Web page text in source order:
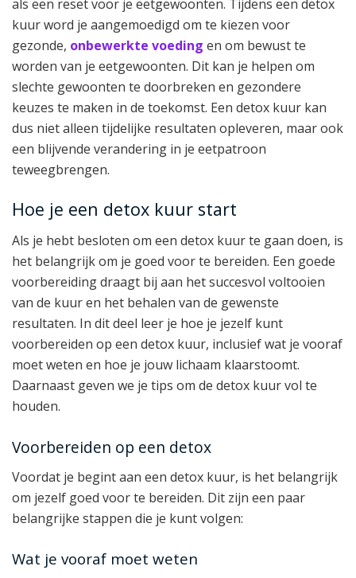
als een reset voor je eetgewoonten. Tijdens een detox
kuur word je aangemoedigd om te kiezen voor
gezonde, onbewerkte voeding en om bewust te
worden van je eetgewoonten. Dit kan je helpen om
slechte gewoonten te doorbreken en gezondere
keuzes te maken in de toekomst. Een detox kuur kan
dus niet alleen tijdelijke resultaten opleveren, maar ook
een blijvende verandering in je eetpatroon
teweegbrengen.
Hoe je een detox kuur start
Als je hebt besloten om een detox kuur te gaan doen, is
het belangrijk om je goed voor te bereiden. Een goede
voorbereiding draagt bij aan het succesvol voltooien
van de kuur en het behalen van de gewenste
resultaten. In dit deel leer je hoe je jezelf kunt
voorbereiden op een detox kuur, inclusief wat je vooraf
moet weten en hoe je jouw lichaam klaarstoomt.
Daarnaast geven we je tips om de detox kuur vol te
houden.
Voorbereiden op een detox
Voordat je begint aan een detox kuur, is het belangrijk
om jezelf goed voor te bereiden. Dit zijn een paar
belangrijke stappen die je kunt volgen:
Wat je vooraf moet weten